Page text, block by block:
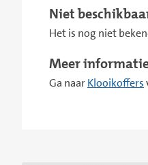
Niet
Het is nog niet
Meer
Ga naarKlooikoffers